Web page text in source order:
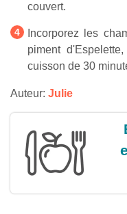
couvert.
Incorporez les
piment
cuisson de 30
Auteur: Julie